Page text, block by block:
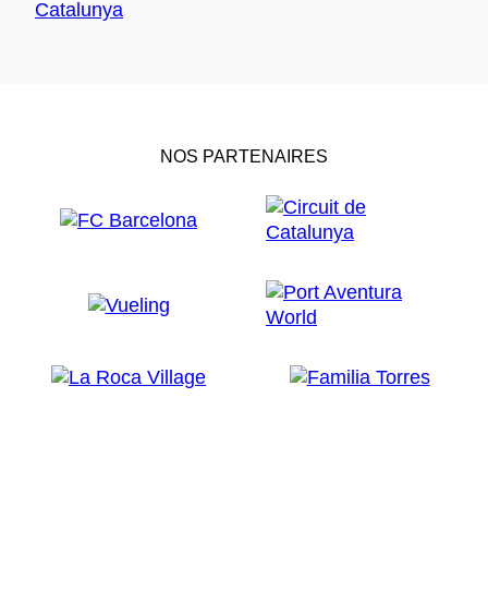
NOS PARTENAIRES